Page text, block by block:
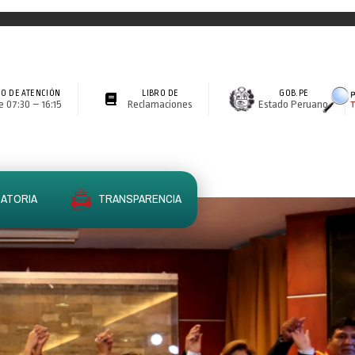
DE ATENCIÓN
07:30 – 16:15
LIBRO DE
Reclamaciones
GOB.PE
Estado Peruano
TRANSPARENCIA